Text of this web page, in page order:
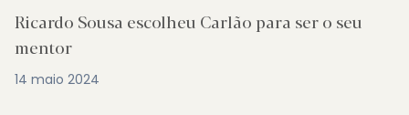
Ricardo Sousa escolheu Carlão para ser o seu
mentor
14 maio 2024